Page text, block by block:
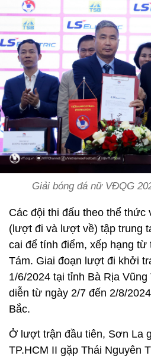
Giải bóng đá nữ VĐQG
Các đội thi đấu theo thể thức
(lượt đi và lượt về) tập trung
cai để tính điểm, xếp hạng
Tám. Giai đoạn lượt đi khởi
1/6/2024 tại tỉnh Bà Rịa
diễn từ ngày 2/7 đến 2/8/
Bắc.
Ở lượt trận đầu tiên, Sơn La
TP.HCM II gặp Thái Nguyên